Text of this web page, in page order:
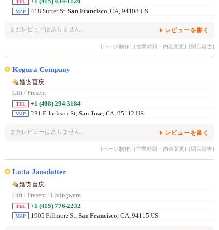
TEL +1 (415) 434-1120
MAP 418 Sutter St, San Francisco, CA, 94108 US
まだレビューはありません。 レビューを書く
[ページ制作] [営業時間・内容変更] [閉店報告]
Kogura Company
婚丧喜庆
Gift / Present
TEL +1 (408) 294-3184
MAP 231 E Jackson St, San Jose, CA, 95112 US
まだレビューはありません。 レビューを書く
[ページ制作] [営業時間・内容変更] [閉店報告]
Lotta Jansdotter
婚丧喜庆
Gift / Present/ Livingware
TEL +1 (415) 776-2232
MAP 1905 Fillmore St, San Francisco, CA, 94115 US